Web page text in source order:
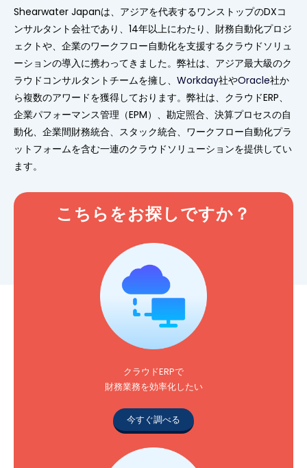
Shearwater Japanは、アジアを代表するワンストップのDXコ
ンサルタント会社であり、14年以上にわたり、財務自動化プロジ
ェクトや、企業のワークフロー自動化を支援するクラウドソリュ
ーションの導入に携わってきました。弊社は、アジア最大級のク
ラウドコンサルタントチームを擁し、 Workday社やOracle社か
ら複数のアワードを獲得しております。弊社は、クラウドERP、
企業パフォーマンス管理（EPM）、勘定照合、決算プロセスの自
動化、企業間財務統合、スタック統合、ワークフロー自動化プラ
ットフォームを含む一連のクラウドソリューションを提供してい
ます。
こちらをお探しですか？
クラウドERPで
財務業務を効率化したい
今すぐ調べる